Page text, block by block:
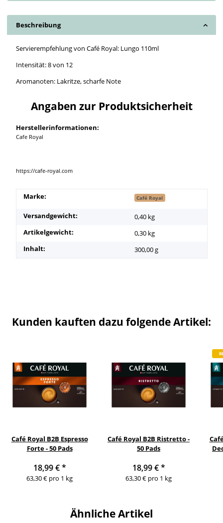
Beschreibung
Servierempfehlung von Café Royal: Lungo 110ml
Intensität: 8 von 12
Aromanoten: Lakritze, scharfe Note
Angaben zur Produktsicherheit
Herstellerinformationen:
Cafe Royal
https://cafe-royal.com
Marke: Café Royal
Versandgewicht:
0,40 kg
Artikelgewicht:
0,30 kg
Inhalt:
300,00 g
Kunden kauften dazu folgende Artikel:
Café Royal B2B Espresso
Forte - 50 Pads
18,99 €*
63,30 € pro 1 kg
Café Royal B2B Ristretto -
50 Pads
18,99 €*
63,30 € pro 1 kg
Ähnliche Artikel